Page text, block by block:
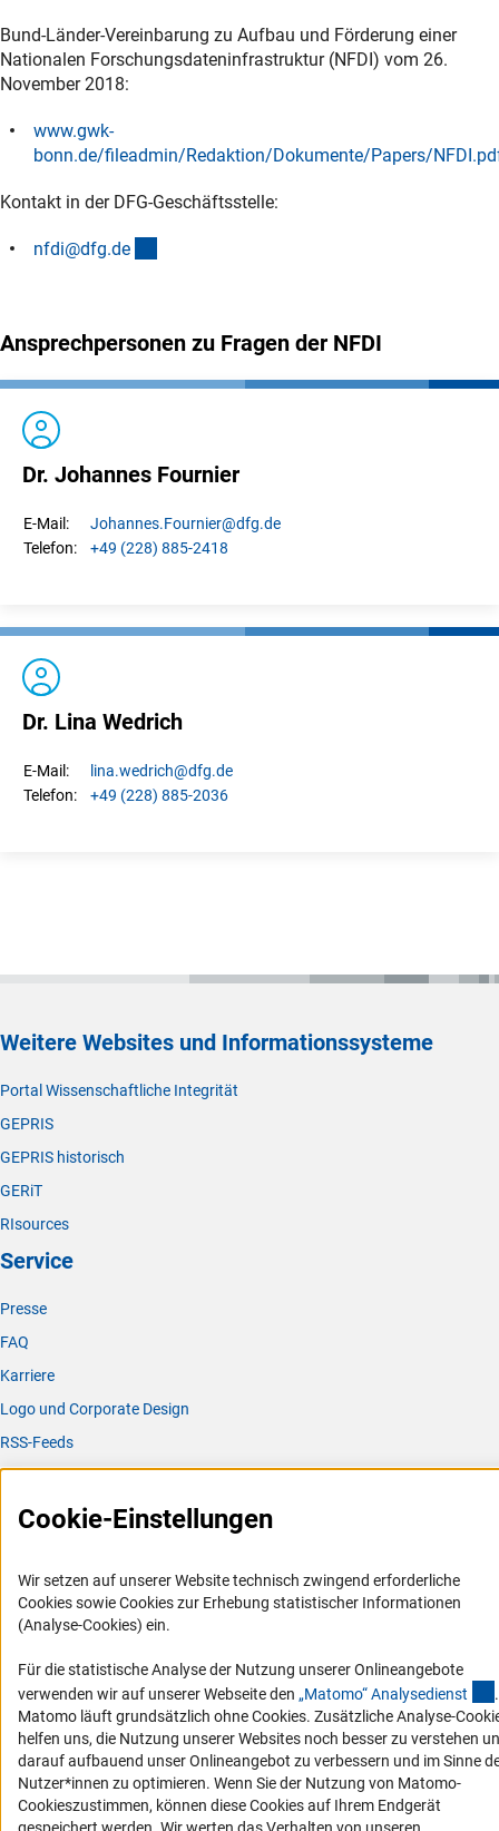
Bund-Länder-Vereinbarung zu Aufbau und Förderung einer
Nationalen Forschungsdateninfrastruktur (NFDI) vom 26.
November 2018:
www.gwk-
bonn.de/fileadmin/Redaktion/Dokumente/Papers/NFDI.pd
Kontakt in der DFG-Geschäftsstelle:
nfdi@dfg.de
Ansprechpersonen zu Fragen der NFDI
Dr. Johannes Fournier
E-Mail: Johannes.Fournier@dfg.de
Telefon:
+49 (228) 885-2418
Dr. Lina Wedrich
E-Mail: lina.wedrich@dfg.de
Telefon:
+49 (228) 885-2036
Weitere Websites und Informationssysteme
Portal Wissenschaftliche Integrität
GEPRIS
GEPRIS historisch
GERiT
RIsources
Service
Presse
FAQ
Karriere
Logo und Corporate Design
RSS-Feeds
Compliance
Vergabeverfahren
Service und Informationen für Menschen mit Behinderungen
Erklärung zur Barrierefreiheit
Barriere melden
DFG-aktuell
Erhalten Sie Neuigkeiten aus der DFG direkt in Ihr Mailpostfach oder
schauen Sie sich die Ausgaben online an.
Cookie-Einstellungen
Wir setzen auf unserer Website technisch zwingend erforderliche
Cookies sowie Cookies zur Erhebung statistischer Informationen
(Analyse-Cookies) ein.
Für die statistische Analyse der Nutzung unserer Onlineangebote
verwenden wir auf unserer Webseite den „Matomo“ Analysedienst
.
Matomo läuft grundsätzlich ohne Cookies. Zusätzliche Analyse-
helfen uns, die Nutzung unserer Websites noch besser zu verstehen
darauf aufbauend unser Onlineangebot zu verbessern und im Sinne
Nutzer*innen zu optimieren. Wenn Sie der Nutzung von Matomo-
Cookieszustimmen, können diese Cookies auf Ihrem Endgerät